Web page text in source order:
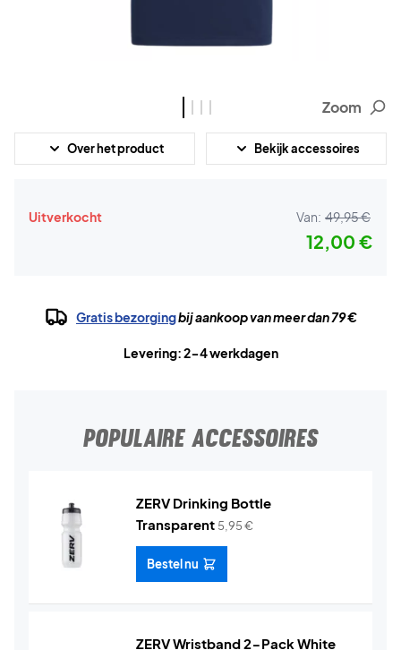
Zoom
Over het product Bekijk accessoires
Uitverkocht Van: 49,95 €
12,00 €
Gratis bezorgingbij aankoop van meer dan 79 €
Levering: 2-4 werkdagen
POPULAIRE ACCESSOIRES
ZERV Drinking Bottle
Transparent 5,95€
Bestel nu
ZERV Wristband 2-Pack White